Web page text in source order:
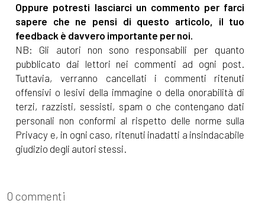
Oppure potresti lasciarci un commento per farci
sapere che ne pensi di questo articolo, il tuo
feedback è davvero importante per noi.
NB: Gli autori non sono responsabili per quanto
pubblicato dai lettori nei commenti ad ogni post.
Tuttavia, verranno cancellati i commenti ritenuti
offensivi o lesivi della immagine o della onorabilità di
terzi, razzisti, sessisti, spam o che contengano dati
personali non conformi al rispetto delle norme sulla
Privacy e, in ogni caso, ritenuti inadatti a insindacabile
giudizio degli autori stessi.
0 commenti